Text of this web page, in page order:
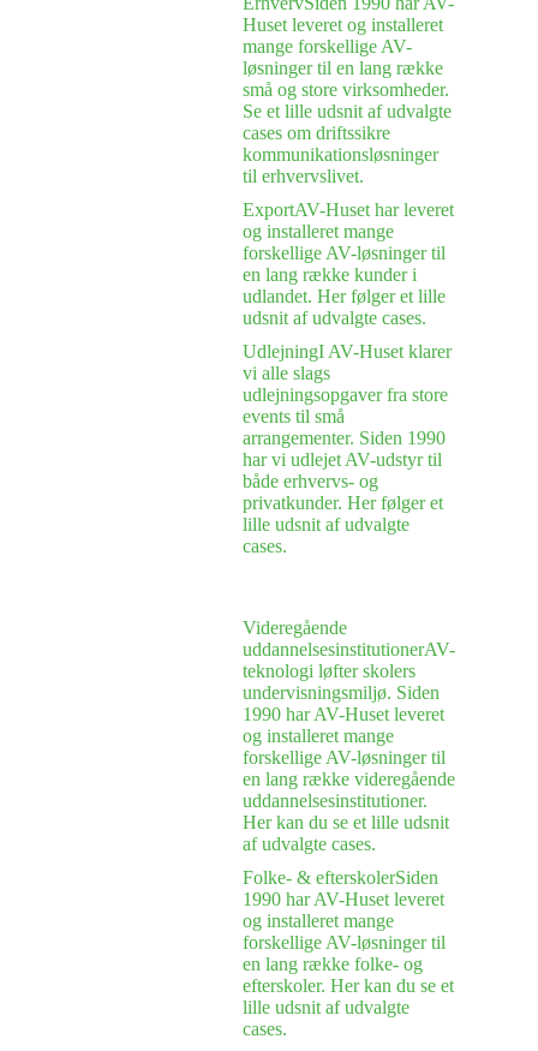
Huset leveret og installeret
mange forskellige AV-
løsninger til en lang række
små og store virksomheder.
Se et lille udsnit af udvalgte
cases om driftssikre
kommunikationsløsninger
til erhvervslivet.
ExportAV-Huset har leveret
og installeret mange
forskellige AV-løsninger til
en lang række kunder i
udlandet. Her følger et lille
udsnit af udvalgte cases.
UdlejningI AV-Huset klarer
vi alle slags
udlejningsopgaver fra store
events til små
arrangementer. Siden 1990
har vi udlejet AV-udstyr til
både erhvervs- og
privatkunder. Her følger et
lille udsnit af udvalgte
cases.
Videregående
uddannelsesinstitutionerAV-
teknologi løfter skolers
undervisningsmiljø. Siden
1990 har AV-Huset leveret
og installeret mange
forskellige AV-løsninger til
en lang række videregående
uddannelsesinstitutioner.
Her kan du se et lille udsnit
af udvalgte cases.
Folke- & efterskolerSiden
1990 har AV-Huset leveret
og installeret mange
forskellige AV-løsninger til
en lang række folke- og
efterskoler. Her kan du se et
lille udsnit af udvalgte
cases.